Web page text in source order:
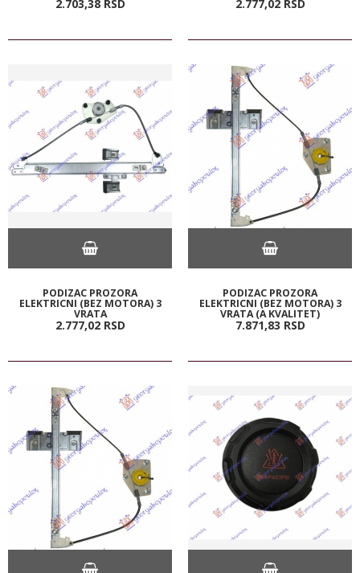
2.703,38 RSD 2.777,02 RSD
PODIZAC PROZORA
ELEKTRICNI (BEZ MOTORA) 3
VRATA
2.777,02 RSD
PODIZAC PROZORA
ELEKTRICNI (BEZ MOTORA) 3
VRATA (A KVALITET)
7.871,83 RSD